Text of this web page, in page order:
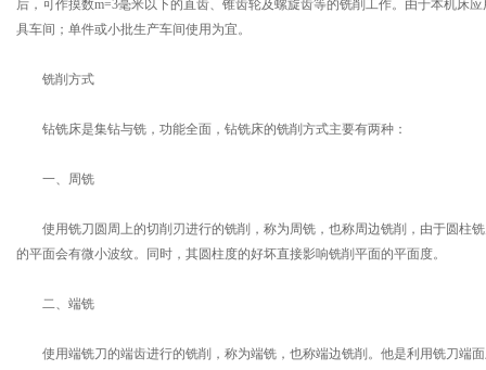
后，可作摸数m=3毫米以下的直齿、锥齿轮及螺旋齿等的铣削工作。由于本机床
具车间；单件或小批生产车间使用为宜。
铣削方式
钻铣床是集钻与铣，功能全面，钻铣床的铣削方式主要有两种：
一、周铣
使用铣刀圆周上的切削刃进行的铣削，称为周铣，也称周边铣削，由于圆柱
的平面会有微小波纹。同时，其圆柱度的好坏直接影响铣削平面的平面度。
二、端铣
使用端铣刀的端齿进行的铣削，称为端铣，也称端边铣削。他是利用铣刀端